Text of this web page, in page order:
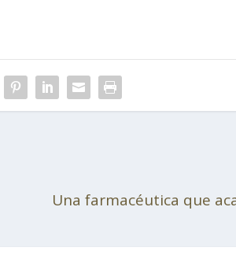
Una farmacéutica que